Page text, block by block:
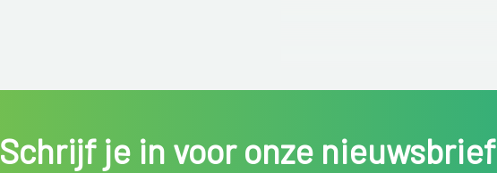
Schrijf je in voor onze nieuwsbrief